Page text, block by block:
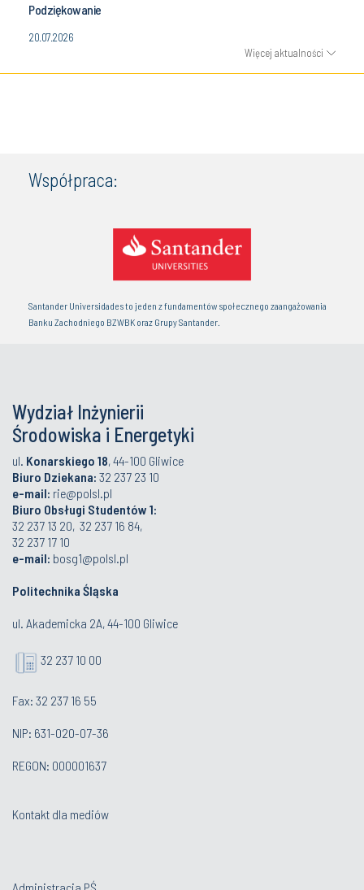
Podziękowanie
20.07.2026
Więcej aktualności
Współpraca:
Santander Universidades to jeden z fundamentów społecznego zaangażowania
Banku Zachodniego BZWBK oraz Grupy Santander.
Wydział Inżynierii
Środowiska i Energetyki
ul. Konarskiego 18, 44-100 Gliwice
Biuro Dziekana: 32 237 23 10
e-mail: rie@polsl.pl
Biuro Obsługi Studentów 1:
32 237 13 20, 32 237 16 84,
32 237 17 10
e-mail: bosg1@polsl.pl
Politechnika Śląska
ul. Akademicka 2A, 44-100 Gliwice
32 237 10 00
Fax: 32 237 16 55
NIP: 631-020-07-36
REGON: 000001637
Kontakt dla mediów
Administracja PŚ